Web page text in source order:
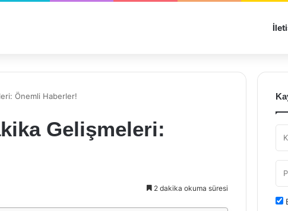
Önemli Haberler!
Gelişmeleri:
2 dakika okuma süresi